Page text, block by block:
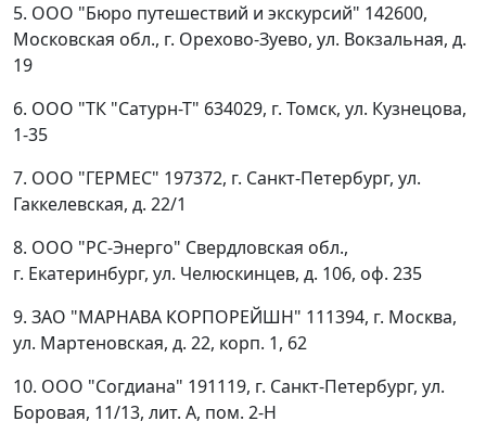
5. ООО "Бюро путешествий и экскурсий" 142600,
Московская обл., г. Орехово-Зуево, ул. Вокзальная, д.
19
6. ООО "ТК "Сатурн-Т" 634029, г. Томск, ул. Кузнецова,
1-35
7. ООО "ГЕРМЕС" 197372, г. Санкт-Петербург, ул.
Гаккелевская, д. 22/1
8. ООО "РС-Энерго" Свердловская обл.,
г. Екатеринбург, ул. Челюскинцев, д. 106, оф. 235
9. ЗАО "МАРНАВА КОРПОРЕЙШН" 111394, г. Москва,
ул. Мартеновская, д. 22, корп. 1, 62
10. ООО "Согдиана" 191119, г. Санкт-Петербург, ул.
Боровая, 11/13, лит. А, пом. 2-Н